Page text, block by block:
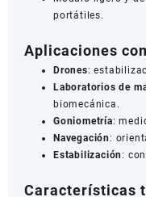
portátiles.
Aplicaciones
Drones:
Laboratorios de
biomecánica.
Goniometría:
Navegación:
Estabilización:
Características